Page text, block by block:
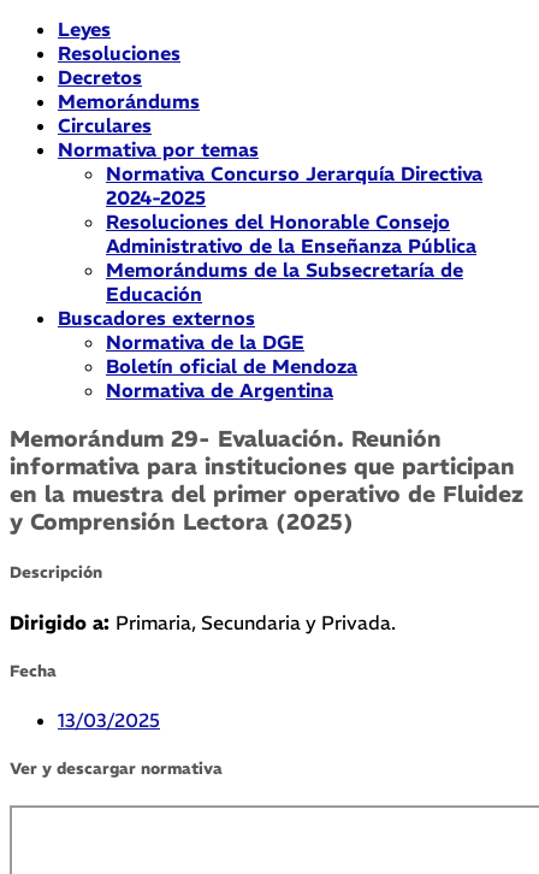
Leyes
Resoluciones
Decretos
Memorándums
Circulares
Normativa por temas
Normativa Concurso Jerarquía Directiva
2024-2025
Resoluciones del Honorable Consejo
Administrativo de la Enseñanza Pública
Memorándums de la Subsecretaría de
Educación
Buscadores externos
Normativa de la DGE
Boletín oficial de Mendoza
Normativa de Argentina
Memorándum 29- Evaluación. Reunión
informativa para instituciones que participan
en la muestra del primer operativo de Fluidez
y Comprensión Lectora (2025)
Descripción
Dirigido a: Primaria, Secundaria y Privada.
Fecha
13/03/2025
Ver y descargar normativa